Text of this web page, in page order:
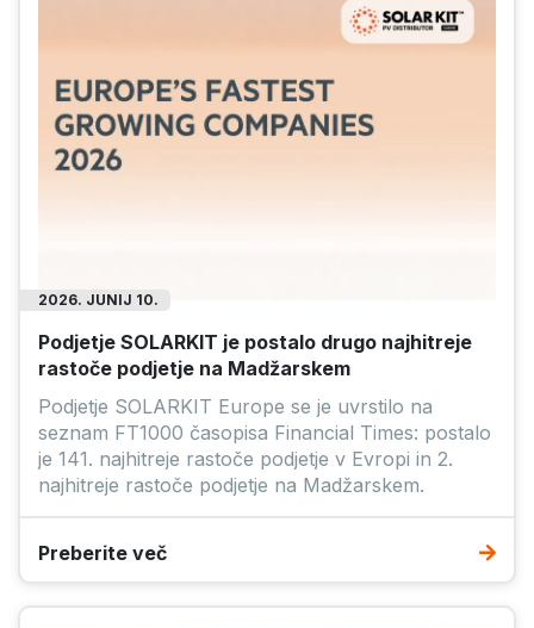
2026. JUNIJ 10.
Podjetje SOLARKIT je postalo drugo najhitreje
rastoče podjetje na Madžarskem
Podjetje SOLARKIT Europe se je uvrstilo na
seznam FT1000 časopisa Financial Times: postalo
je 141. najhitreje rastoče podjetje v Evropi in 2.
najhitreje rastoče podjetje na Madžarskem.
Preberite več